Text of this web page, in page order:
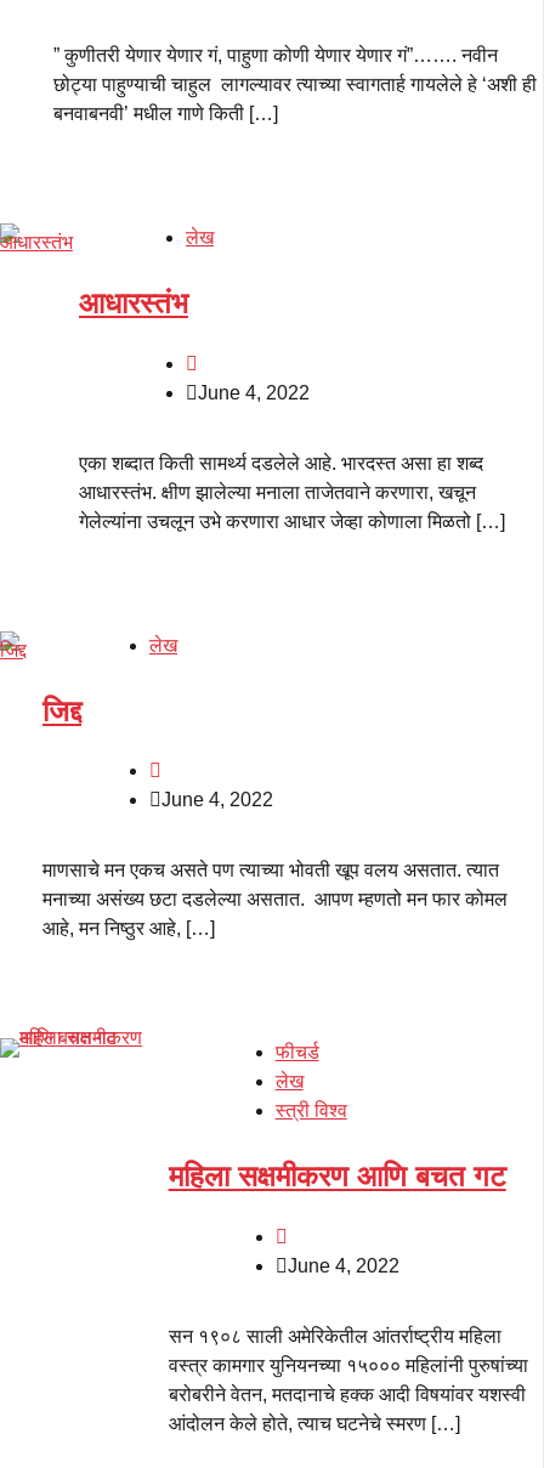
” कुणीतरी येणार येणार गं, पाहुणा कोणी येणार येणार गं”……. नवीन
छोट्या पाहुण्याची चाहुल लागल्यावर त्याच्या स्वागतार्ह गायलेले हे ‘अशी ही
बनवाबनवी’ मधील गाणे किती […]
लेख
आधारस्तंभ
June 4, 2022
एका शब्दात किती सामर्थ्य दडलेले आहे. भारदस्त असा हा शब्द
आधारस्तंभ. क्षीण झालेल्या मनाला ताजेतवाने करणारा, खचून
गेलेल्यांना उचलून उभे करणारा आधार जेव्हा कोणाला मिळतो […]
लेख
जिद्द
June 4, 2022
माणसाचे मन एकच असते पण त्याच्या भोवती खूप वलय असतात. त्यात
मनाच्या असंख्य छटा दडलेल्या असतात. आपण म्हणतो मन फार कोमल
आहे, मन निष्ठुर आहे, […]
फीचर्ड
लेख
स्त्री विश्व
महिला सक्षमीकरण आणि बचत गट
June 4, 2022
सन १९०८ साली अमेरिकेतील आंतर्राष्ट्रीय महिला
वस्त्र कामगार युनियनच्या १५००० महिलांनी पुरुषांच्या
बरोबरीने वेतन, मतदानाचे हक्क आदी विषयांवर यशस्वी
आंदोलन केले होते, त्याच घटनेचे स्मरण […]